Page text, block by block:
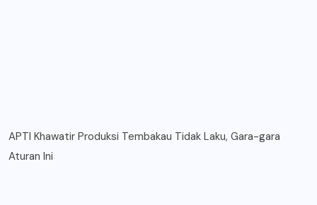
APTI Khawatir Produksi Tembakau Tidak Laku, Gara-gara
Aturan Ini